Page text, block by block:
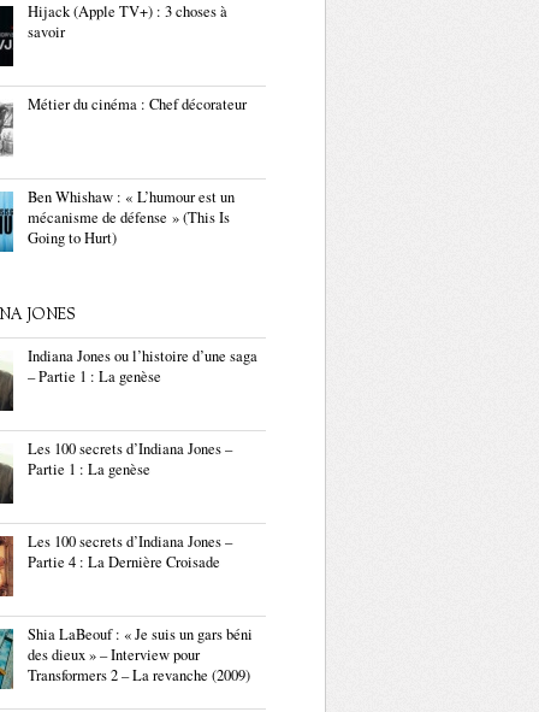
Hijack (Apple TV+) : 3 choses à
savoir
Métier du cinéma : Chef décorateur
Ben Whishaw : « L’humour est un
mécanisme de défense » (This Is
Going to Hurt)
JONES
Indiana Jones ou l’histoire d’une saga
– Partie 1 : La genèse
Les 100 secrets d’Indiana Jones –
Partie 1 : La genèse
Les 100 secrets d’Indiana Jones –
Partie 4 : La Dernière Croisade
Shia LaBeouf : « Je suis un gars béni
des dieux » – Interview pour
Transformers 2 – La revanche (2009)